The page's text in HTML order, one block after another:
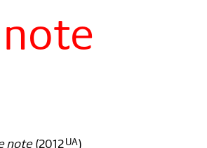
note (2012UA)